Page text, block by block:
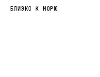
БЛИЗКО К МОРЮ